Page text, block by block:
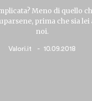
Meno di quello
prima che sia lei
noi.
Valori.it 10.09.2018